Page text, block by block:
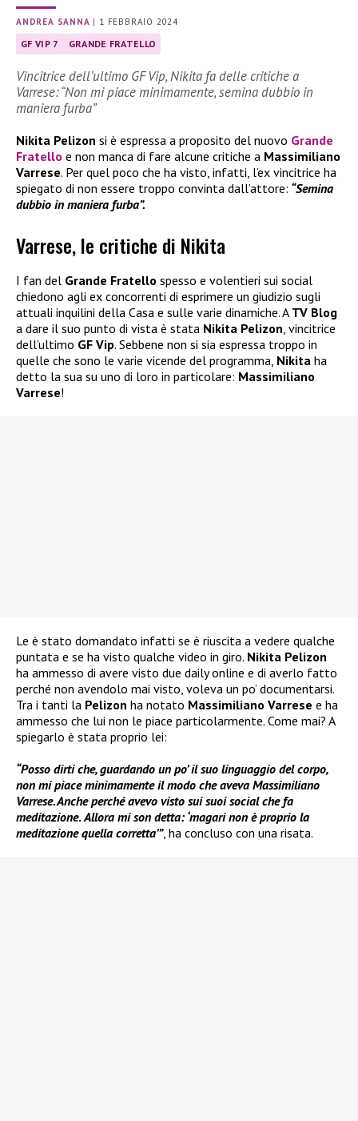
ANDREA SANNA | 1 FEBBRAIO 2024
GF VIP 7 GRANDE FRATELLO
Vincitrice dell’ultimo GF Vip, Nikita fa delle critiche a
Varrese: “Non mi piace minimamente, semina dubbio in
maniera furba”
Nikita Pelizon si è espressa a proposito del nuovo Grande
Fratello e non manca di fare alcune critiche a Massimiliano
Varrese. Per quel poco che ha visto, infatti, l’ex vincitrice ha
spiegato di non essere troppo convinta dall’attore: “Semina
dubbio in maniera furba”.
Varrese, le critiche di Nikita
I fan del Grande Fratello spesso e volentieri sui social
chiedono agli ex concorrenti di esprimere un giudizio sugli
attuali inquilini della Casa e sulle varie dinamiche. A TV Blog
a dare il suo punto di vista è stata Nikita Pelizon , vincitrice
dell’ultimo GF Vip. Sebbene non si sia espressa troppo in
quelle che sono le varie vicende del programma, Nikita ha
detto la sua su uno di loro in particolare: Massimiliano
Varrese!
Le è stato domandato infatti se è riuscita a vedere qualche
puntata e se ha visto qualche video in giro. Nikita Pelizon
ha ammesso di avere visto due daily online e di averlo fatto
perché non avendolo mai visto, voleva un po’ documentarsi.
Tra i tanti la Pelizon ha notato Massimiliano Varrese e ha
ammesso che lui non le piace particolarmente. Come mai? A
spiegarlo è stata proprio lei:
“Posso dirti che, guardando un po’ il suo linguaggio del corpo,
non mi piace minimamente il modo che aveva Massimiliano
Varrese. Anche perché avevo visto sui suoi social che fa
meditazione. Allora mi son detta: ‘magari non è proprio la
meditazione quella corretta’”, ha concluso con una risata.